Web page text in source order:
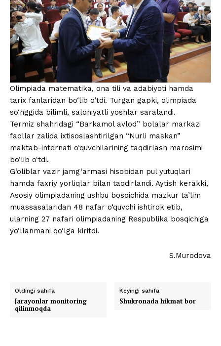
Olimpiada matematika, ona tili va adabiyoti hamda
tarix fanlaridan bo‘lib o‘tdi. Turgan gapki, olimpiada
so‘nggida bilimli, salohiyatli yoshlar saralandi.
Termiz shahridagi “Barkamol avlod” bolalar markazi
faollar zalida ixtisoslashtirilgan “Nurli maskan”
maktab-internati o‘quvchilarining taqdirlash marosimi
bo‘lib o‘tdi.
G‘oliblar vazir jamg‘armasi hisobidan pul yutuqlari
hamda faxriy yorliqlar bilan taqdirlandi. Aytish kerakki,
Asosiy olimpiadaning ushbu bosqichida mazkur ta’lim
muassasalaridan 48 nafar o‘quvchi ishtirok etib,
ularning 27 nafari olimpiadaning Respublika bosqichiga
yo‘llanmani qo‘lga kiritdi.
S.Murodova
Oldingi sahifa
Jarayonlar monitoring
qilinmoqda
Keyingi sahifa
Shukronada hikmat bor